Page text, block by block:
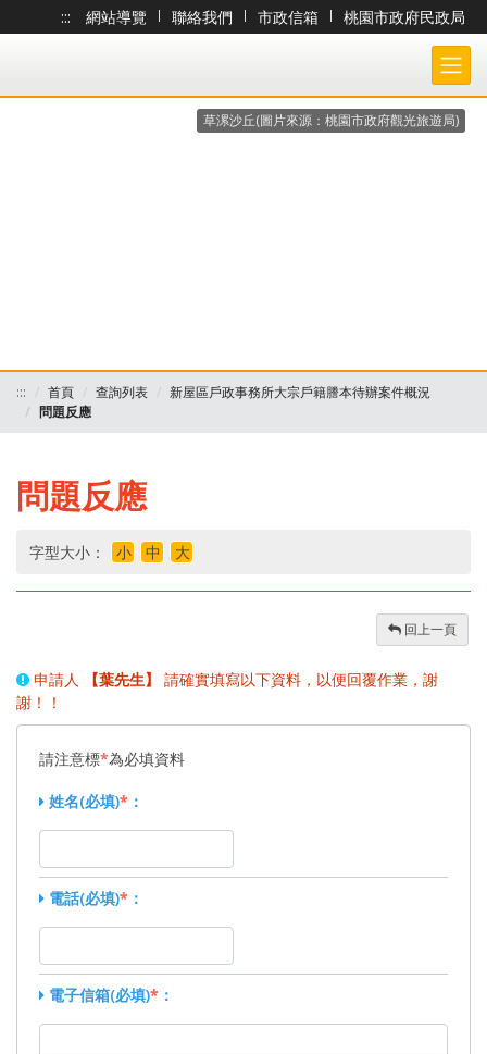
跳到主要內容
::: 網站導覽 | 聯絡我們 | 市政信箱 |
桃園市政府民政局
桃園市政府民政局-大宗戶籍謄本作業 各戶所收件處理狀況查詢系統
草漯沙丘(圖片來源：桃園市政府觀光旅遊局)
::: 首頁 查詢列表
新屋區戶政事務所大宗戶籍謄本待辦案件概況
問題反應
問題反應
字型大小： 小 中 大
回上一頁
申請人 【葉先生】
請確實填寫以下資料，以便回覆作業，謝
謝！！
請注意標*為必填資料
姓名(必填)* ：
電話(必填)* ：
電子信箱(必填)* ：